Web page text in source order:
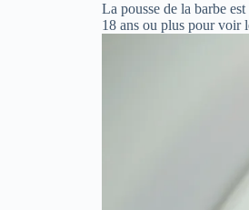
La pousse de la barbe
18 ans ou plus pour voir